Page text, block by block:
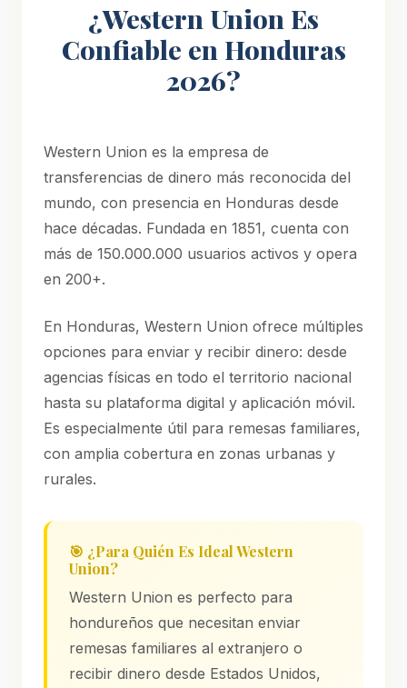
¿Western Union Es
Confiable en Honduras
2026?
Western Union es la empresa de
transferencias de dinero más reconocida del
mundo, con presencia en Honduras desde
hace décadas. Fundada en 1851, cuenta con
más de 150.000.000 usuarios activos y opera
en 200+.
En Honduras, Western Union ofrece múltiples
opciones para enviar y recibir dinero: desde
agencias físicas en todo el territorio nacional
hasta su plataforma digital y aplicación móvil.
Es especialmente útil para remesas familiares,
con amplia cobertura en zonas urbanas y
rurales.
🎯 ¿Para Quién Es Ideal Western
Union?
Western Union es perfecto para
hondureños que necesitan enviar
remesas familiares al extranjero o
recibir dinero desde Estados Unidos,